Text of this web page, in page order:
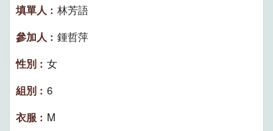
林芳語
鍾哲萍
女
6
M